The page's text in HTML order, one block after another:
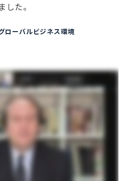
た。
ローバルビジネス環境